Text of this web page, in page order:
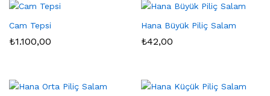
Cam Tepsi
₺1.100,00
Hana Büyük Piliç Salam
₺42,00